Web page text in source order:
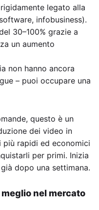
legato alla
infobusiness).
30–100% grazie a
un aumento
non hanno ancora
– puoi occupare una
questo è un
dei video in
rapidi ed economici
per primi. Inizia
dopo una settimana.
nel mercato